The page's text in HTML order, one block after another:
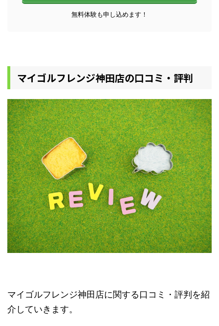
無料体験も申し込めます！
マイゴルフレンジ神田店の口コミ・評判
マイゴルフレンジ神田店に関する口コミ・評判を紹
介していきます。